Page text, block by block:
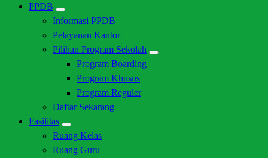
PPDB
Informasi PPDB
Pelayanan Kantor
Pilihan Program Sekolah
Program Boarding
Program Khusus
Program Reguler
Daftar Sekarang
Fasilitas
Ruang Kelas
Ruang Guru